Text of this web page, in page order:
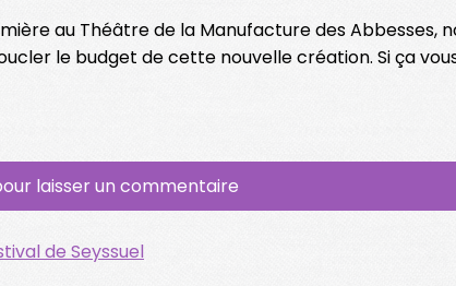
au Théâtre de la Manufacture des Abbesses,
le budget de cette nouvelle création. Si ça
laisser un commentaire